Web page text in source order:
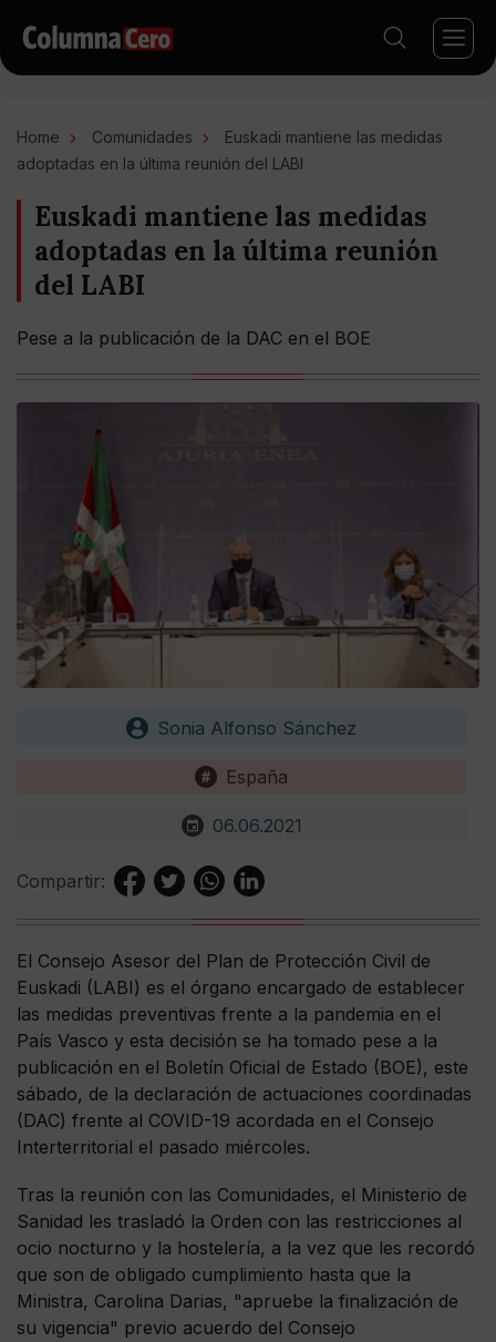
Home Comunidades
Euskadi mantiene las medidas
adoptadas en la última reunión del LABI
Euskadi mantiene las medidas
adoptadas en la última reunión
del LABI
Pese a la publicación de la DAC en el BOE
Sonia Alfonso Sánchez
España
06.06.2021
Compartir:
El Consejo Asesor del Plan de Protección Civil de
Euskadi (LABI) es el órgano encargado de establecer
las medidas preventivas frente a la pandemia en el
País Vasco y esta decisión se ha tomado pese a la
publicación en el Boletín Oficial de Estado (BOE), este
sábado, de la declaración de actuaciones coordinadas
(DAC) frente al COVID-19 acordada en el Consejo
Interterritorial el pasado miércoles.
Tras la reunión con las Comunidades, el Ministerio de
Sanidad les trasladó la Orden con las restricciones al
ocio nocturno y la hostelería, a la vez que les recordó
que son de obligado cumplimiento hasta que la
Ministra, Carolina Darias, "apruebe la finalización de
su vigencia" previo acuerdo del Consejo